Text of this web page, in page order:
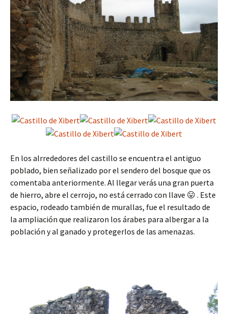
En los alrrededores del castillo se encuentra el antiguo
poblado, bien señalizado por el sendero del bosque que os
comentaba anteriormente. Al llegar verás una gran puerta
de hierro, abre el cerrojo, no está cerrado con llave 😛 . Este
espacio, rodeado también de murallas, fue el resultado de
la ampliación que realizaron los árabes para albergar a la
población y al ganado y protegerlos de las amenazas.